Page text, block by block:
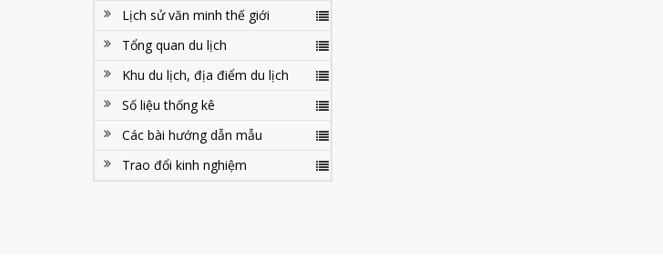
Lịch sử văn minh thế giới
Tổng quan du lịch
Khu du lịch, địa điểm du lịch
Số liệu thống kê
Các bài hướng dẫn mẫu
Trao đổi kinh nghiệm